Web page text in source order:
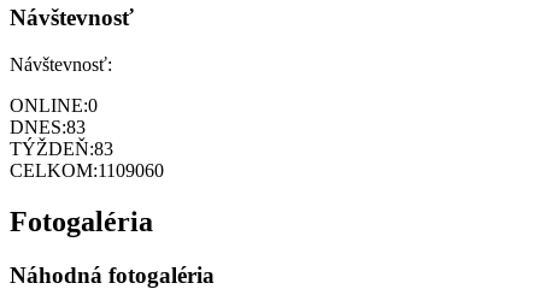
Návštevnosť
Návštevnosť:
ONLINE:0
DNES:83
TÝŽDEŇ:83
CELKOM:1109060
Fotogaléria
Náhodná fotogaléria